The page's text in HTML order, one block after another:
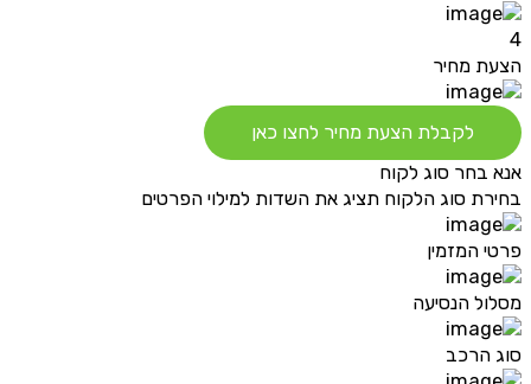
4
הצעת מחיר
לקבלת הצעת מחיר לחצו כאן
אנא בחר סוג לקוח
בחירת סוג הלקוח תציג את השדות למילוי הפרטים
פרטי המזמין
מסלול הנסיעה
סוג הרכב